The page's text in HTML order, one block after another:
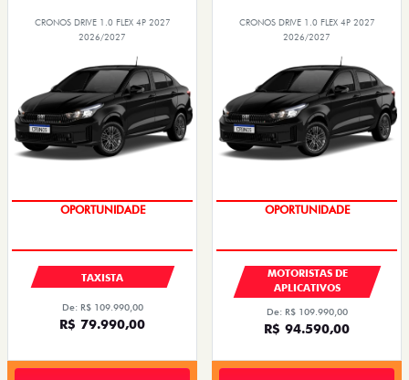
CRONOS DRIVE 1.0 FLEX 4P 2027
2026/2027
OPORTUNIDADE
TAXISTA
De: R$ 109.990,00
R$ 79.990,00
CRONOS DRIVE 1.0 FLEX 4P 2027
2026/2027
OPORTUNIDADE
MOTORISTAS DE
APLICATIVOS
De: R$ 109.990,00
R$ 94.590,00